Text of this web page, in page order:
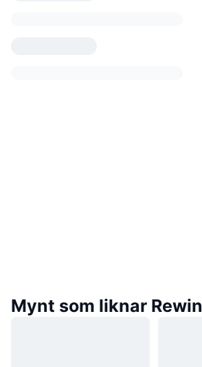
Mynt som liknar